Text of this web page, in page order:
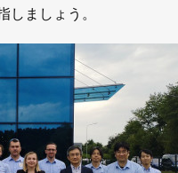
しましょう。